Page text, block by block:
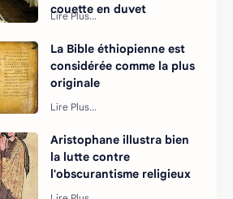
couette en duvet
La Bible éthiopienne est
considérée comme la plus
originale
Aristophane illustra bien
la lutte contre
l'obscurantisme religieux